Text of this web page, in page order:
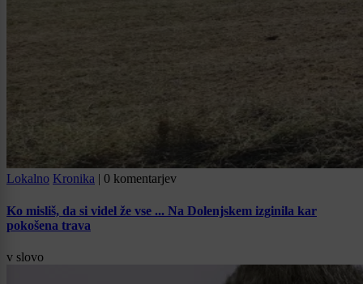
Lokalno Kronika 0 komentarjev
Ko misliš, da si videl že vse ... Na Dolenjskem izginila kar
pokošena trava
v slovo